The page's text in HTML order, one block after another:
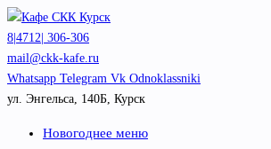
Перейти
к
содержимому
8|4712| 306-306
mail@ckk-kafe.ru
Whatsapp Telegram Vk Odnoklassniki
ул. Энгельса, 140Б, Курск
Новогоднее меню